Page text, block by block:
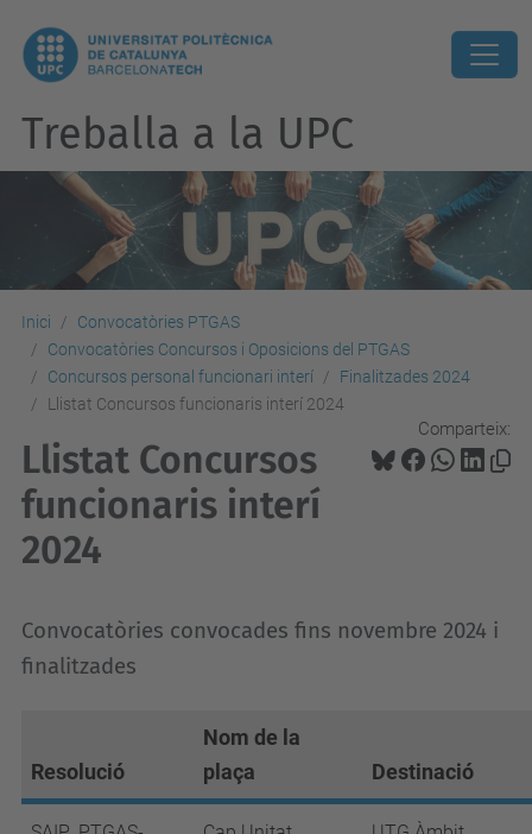
Treballa a la UPC
Inici
Convocatòries PTGAS
Convocatòries Concursos i Oposicions del PTGAS
Concursos personal funcionari interí
Finalitzades 2024
Llistat Concursos funcionaris interí 2024
Comparteix:
Llistat Concursos
funcionaris interí
2024
Convocatòries convocades fins novembre 2024 i
finalitzades
Resolució
Nom de la
plaça
Destinació